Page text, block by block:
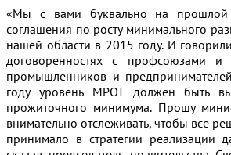
«Мы с вами буквально на прошлой
соглашения по росту минимального
нашей области в 2015 году. И
договоренностях с профсоюзами и
промышленников и
году уровень МРОТ должен быть
прожиточного минимума. Прошу
внимательно отслеживать, чтобы все
принимало в стратегии реализации